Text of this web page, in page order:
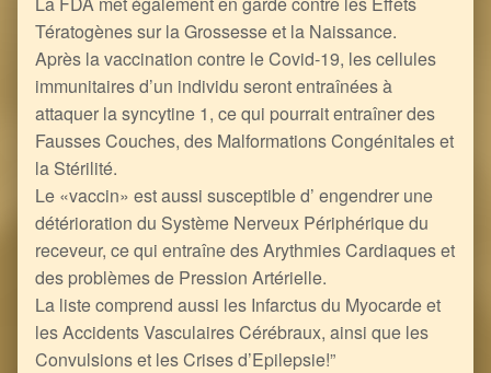
Tératogènes sur la Grossesse et la Naissance.
Après la vaccination contre le Covid-19, les cellules
immunitaires d’un individu seront entraînées à
attaquer la syncytine 1, ce qui pourrait entraîner des
Fausses Couches, des Malformations Congénitales et
la Stérilité.
Le «vaccin» est aussi susceptible d’ engendrer une
détérioration du Système Nerveux Périphérique du
receveur, ce qui entraîne des Arythmies Cardiaques et
des problèmes de Pression Artérielle.
La liste comprend aussi les Infarctus du Myocarde et
les Accidents Vasculaires Cérébraux, ainsi que les
Convulsions et les Crises d’Epilepsie!”